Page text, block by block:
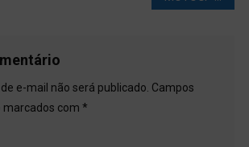
e-mail não será publicado. Campos
marcados com *